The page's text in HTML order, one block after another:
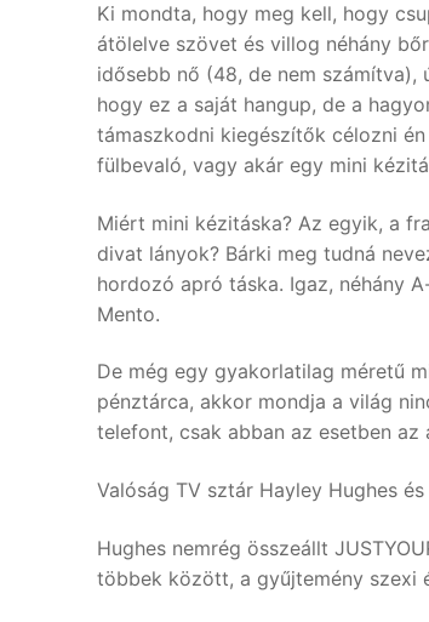
Ki mondta, hogy meg kell, hogy
átölelve szövet és villog néhány
idősebb nő (48, de nem
hogy ez a saját hangup, de a
támaszkodni kiegészítők célozni
fülbevaló, vagy akár egy mini
Miért mini kézitáska? Az egyik, a
divat lányok? Bárki meg tudná
hordozó apró táska. Igaz, néhány
Mento.
De még egy gyakorlatilag méretű
pénztárca, akkor mondja a világ
telefont, csak abban az esetben
Valóság TV sztár Hayley Hughes és
Hughes nemrég összeállt
többek között, a gyűjtemény szexi